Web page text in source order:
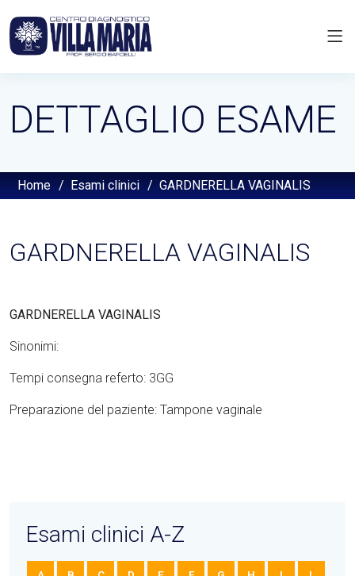
DETTAGLIO ESAME
Home / Esami clinici / GARDNERELLA VAGINALIS
GARDNERELLA VAGINALIS
GARDNERELLA VAGINALIS
Sinonimi:
Tempi consegna referto: 3GG
Preparazione del paziente: Tampone vaginale
Esami clinici A-Z